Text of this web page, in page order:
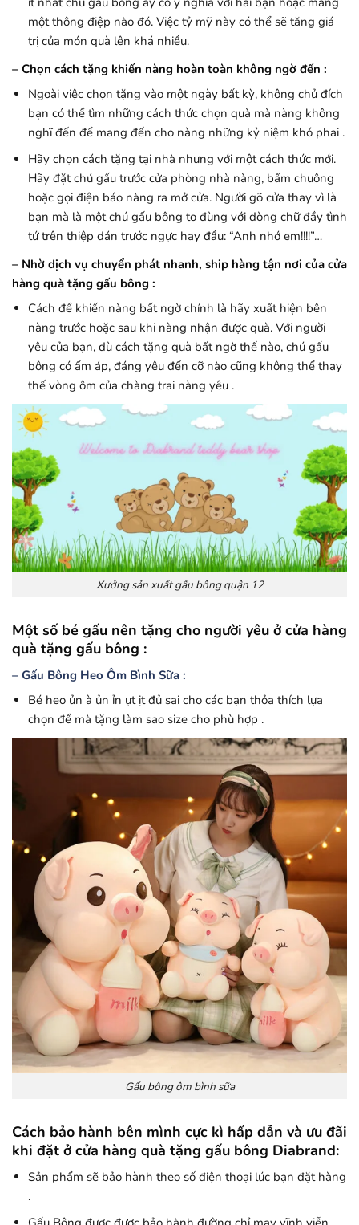
một thông điệp nào đó. Việc tỷ mỹ này có thể sẽ tăng giá
trị của món quà lên khá nhiều.
– Chọn cách tặng khiến nàng hoàn toàn không ngờ đến :
Ngoài việc chọn tặng vào một ngày bất kỳ, không chủ đích
bạn có thể tìm những cách thức chọn quà mà nàng không
nghĩ đến để mang đến cho nàng những kỷ niệm khó phai .
Hãy chọn cách tặng tại nhà nhưng với một cách thức mới.
Hãy đặt chú gấu trước cửa phòng nhà nàng, bấm chuông
hoặc gọi điện báo nàng ra mở cửa. Người gõ cửa thay vì là
bạn mà là một chú gấu bông to đùng với dòng chữ đầy tình
tứ trên thiệp dán trước ngực hay đầu: “Anh nhớ em!!!!”…
– Nhờ dịch vụ chuyển phát nhanh, ship hàng tận nơi của cửa
hàng quà tặng gấu bông :
Cách để khiến nàng bất ngờ chính là hãy xuất hiện bên
nàng trước hoặc sau khi nàng nhận được quà. Với người
yêu của bạn, dù cách tặng quà bất ngờ thế nào, chú gấu
bông có ấm áp, đáng yêu đến cỡ nào cũng không thể thay
thế vòng ôm của chàng trai nàng yêu .
Xưởng sản xuất gấu bông quận 12
Một số bé gấu nên tặng cho người yêu ở cửa hàng
quà tặng gấu bông :
– Gấu Bông Heo Ôm Bình Sữa :
Bé heo ủn à ủn ỉn ụt ịt đủ sai cho các bạn thỏa thích lựa
chọn để mà tặng làm sao size cho phù hợp .
Gấu bông ôm bình sữa
Cách bảo hành bên mình cực kì hấp dẫn và ưu đãi
khi đặt ở cửa hàng quà tặng gấu bông Diabrand:
Sản phẩm sẽ bảo hành theo số điện thoại lúc bạn đặt hàng
.